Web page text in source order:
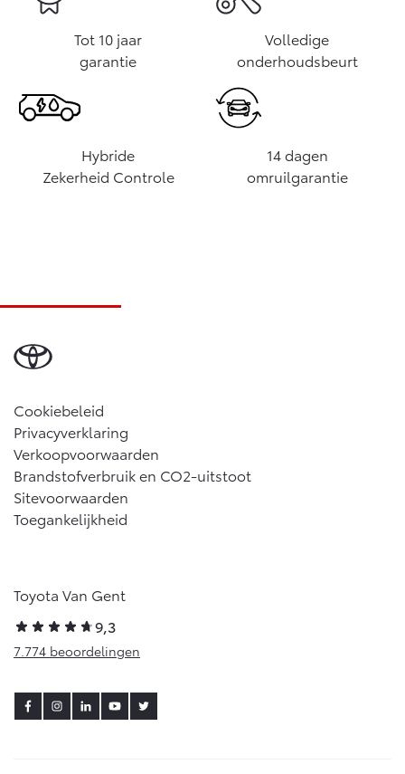
Tot 10 jaar
garantie
Volledige
onderhoudsbeurt
Hybride
Zekerheid Controle
14 dagen
omruilgarantie
Cookiebeleid
Privacyverklaring
Verkoopvoorwaarden
Brandstofverbruik en CO2-uitstoot
Sitevoorwaarden
Toegankelijkheid
Toyota Van Gent
9,3
7.774 beoordelingen